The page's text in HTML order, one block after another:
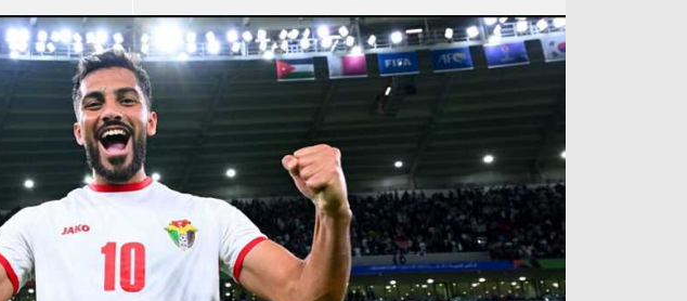
آراء حرة
ركن الألعاب
الدوري السعودي للمحترفين
دوري أبطال أوروبا
دوري أبطال إفريقيا
كل البطولات